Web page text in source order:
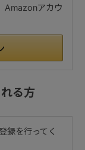
Amazonアカウ
る方
録を行ってく